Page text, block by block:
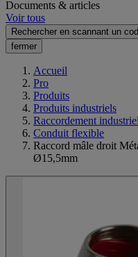
Documents & articles
Voir tous
Rechercher en scannant un
fermer
Accueil
Pro
Produits
Produits industriels
Raccordement industriel
Conduit flexible
Raccord mâle droit
Ø15,5mm